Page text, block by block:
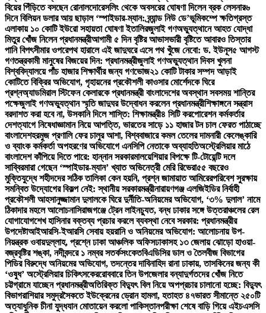
বিয়ের পিঁড়িতে বসছেন রোনালদোরেসলিং থেকে অবসরের ঘোষণা দিলেন ব্রক লেসনার৬
দিনে বিলিয়ন ডলার আয় ছাড়াল ‘স্পাইডার-ম্যান: ব্র্যান্ড নিউ ডে’ভূমিকম্পে ক্ষতিগ্রস্ত
এলাকায় ১০ কোটি ইউরো সহায়তা ঘোষণা ইতালিরজুলাই গণঅভ্যুত্থানে আহত যোদ্ধা
মিতুর খোঁজ নিলেন প্রধানমন্ত্রীআগামী ৫ দিন বৃষ্টির আভাসভারী বৃষ্টিতে আবারও তিস্তার
পানি বিপৎসীমার ওপরেপথ হারালে এই জাদুঘরে এসে পথ খুঁজে নেবো: ড. ইউনূস৫ আগস্ট
গণতন্ত্রকামী মানুষের বিজয়ের দিন: প্রধানমন্ত্রীজুলাই গণঅভ্যুত্থান দিবস খুলনা
বিশ্ববিদ্যালয়ে পাঁচ হাজার শিক্ষার্থীর জন্য গণভোজ২১ কোটি টাকার সম্পদ আড়াই
কোটিতে বিক্রির অভিযোগ, গৃহায়নের প্রকৌশলী কাওসার মোর্শেদকে ঘিরে
প্রশ্নঅ্যাডমিরাল স্টিফেন কেলারকে প্রধানমন্ত্রী বাংলাদেশের অবস্থান সবসময় শান্তির
পক্ষেজুলাই গণঅভ্যুত্থান স্মৃতি জাদুঘর উদ্বোধন করলেন প্রধানমন্ত্রীশিক্ষাঙ্গনে সন্ত্রাস
বরদাশত করা হবে না, উসকানি দিলে শাস্তি: শিক্ষামন্ত্রী৪ সিটি করপোরেশন কর্মকর্তার
দেশত্যাগে নিষেধাজ্ঞামান নিয়ে আপত্তি, ভারতের সাড়ে ১১ হাজার টন চাল ফেরত পাঠাচ্ছে
বাংলাদেশহরমুজ প্রণালি ফের চালুর আশা, বিশ্ববাজারে কমল তেলের দামনারী কেলেঙ্কারি
ও ব্যাংক কর্মকর্তা অপহরণের অভিযোগে এনসিপি নেতাকে অব্যাহতিঅস্ট্রেলিয়ার মাঠে
বাংলাদেশ কাঁপিয়ে দিতে পারে: হান্নান সরকারমালয়েশিয়ার বিপক্ষে টি-টোয়েন্টি দলে
সাব্বিরমারা গেছেন ‘স্পাইডার-ম্যান’ খ্যাত অভিনেত্রী মেরি রিভেরা৫৫ বছরেও
মুক্তিযুদ্ধে শহীদদের সঠিক তালিকা কেন হয়নি, প্রশ্ন জামায়াত আমিরেরপরিবেশ সুরক্ষায়
সমন্বিত উদ্যোগের বিকল্প নেই: স্থানীয় সরকারমন্ত্রীনারায়ণগঞ্জ এলজিইডির নির্বাহী
প্রকৌশলী আহসানুজ্জামান দুলালকে ঘিরে দুর্নীতি-অনিয়মের অভিযোগ, ‘৩% দুলাল’ নামে
ঠিকাদার মহলে আলোচনাসিরাজগঞ্জে ট্রেন লাইনচ্যুত, বন্ধ ঢাকার সঙ্গে উত্তরাঞ্চলের রেল
যোগাযোগশেখ হাসিনার বক্তব্য প্রচার করলে ব্যবস্থা নেবে সরকার: প্রধানমন্ত্রীর
উপদেষ্টাআইআরসি-ইআরসি সেবায় হয়রানি ও অনিয়মের অভিযোগ: আলোচনায় উপ-
নিয়ন্ত্রক ওবায়দুল্লাহ, প্রশ্নে ঢাকা আঞ্চলিক অফিসঢাকাসহ ১৩ জেলায় ঝোড়ো হাওয়া-
বজ্রবৃষ্টির শঙ্কা, নদীবন্দরে ১ নম্বর সতর্কসংকেতবিএডিসির ডাল ও তৈলবীজ বিভাগের
পিডির বিরুদ্ধে অনিয়মের অভিযোগ, তদন্তের দাবিনাহিদ রানা ঢাকায়, তাসকিনের জন্য কী
‘ওষুধ’ অস্ট্রেলিয়ার চিকিৎসকেররোববারে তিন উপজেলার বন্যাদুর্গতদের খোঁজ নিতে
চট্টগ্রামে যাচ্ছেন প্রধানমন্ত্রীঅতিরিক্ত বিদ্যুৎ বিল নিয়ে অপপ্রচার চালানো হচ্ছে: বিদ্যুৎ
বিভাগরাশিয়ার সমুদ্রসৈকতে ইউক্রেনের ড্রোন হামলা, হতাহত ৪৭ভারত সীমান্তে ২৫০টি
অত্যাধুনিক চীনা যুদ্ধযান মোতায়েন করলো পাকিস্তানপরীক্ষা শেষে বাড়ি গিয়ে এইচএসসি